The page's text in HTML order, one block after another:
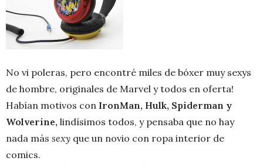
No vi poleras, pero encontré miles de bóxer muy sexys
de hombre, originales de Marvel y todos en oferta!
Habían motivos con IronMan, Hulk, Spiderman y
Wolverine, lindísimos todos, y pensaba que no hay
nada más sexy que un novio con ropa interior de
comics.